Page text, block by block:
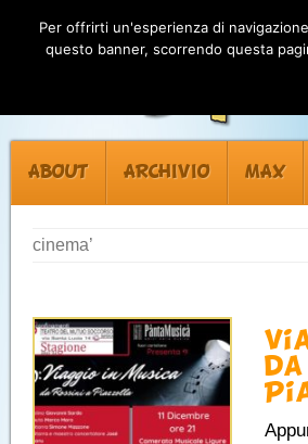
ABOUT ARCHIVIO MAX
cinema’
Per offrirti un'esperienza di
questo banner, scorrendo questa